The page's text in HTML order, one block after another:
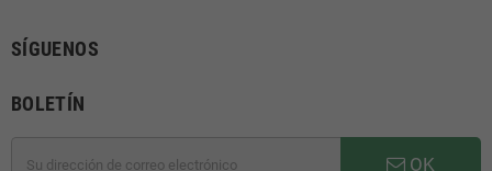
SÍGUENOS
BOLETÍN
OK